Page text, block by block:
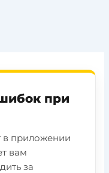
при
в приложении
вам
за